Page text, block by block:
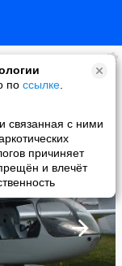
по ссылке
связанная с ними
причиняет
и влечёт